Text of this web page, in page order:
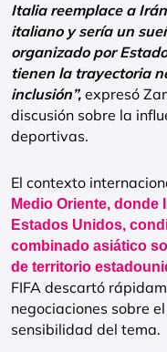
Italia reemplace a
italiano y sería un
organizado por
tienen la trayectoria
inclusión”, expresó
discusión sobre la
deportivas.
El contexto
Medio Oriente,
Estados Unidos,
combinado asiático
de territorio
FIFA descartó
negociaciones sobre
sensibilidad del tema.